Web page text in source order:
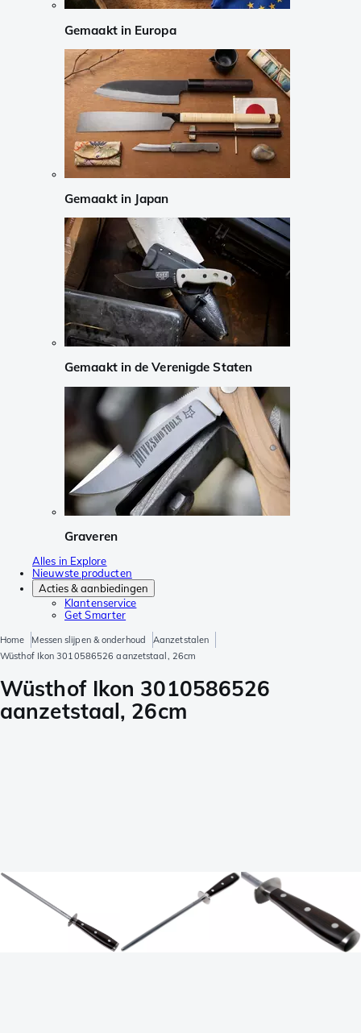
Gemaakt in Europa
Gemaakt in Japan
Gemaakt in de Verenigde Staten
Graveren
Alles in Explore
Nieuwste producten
Acties & aanbiedingen
Klantenservice
Get Smarter
Home Messen slijpen & onderhoud
Aanzetstalen
Wüsthof Ikon 3010586526 aanzetstaal, 26cm
Wüsthof Ikon 3010586526
aanzetstaal, 26cm